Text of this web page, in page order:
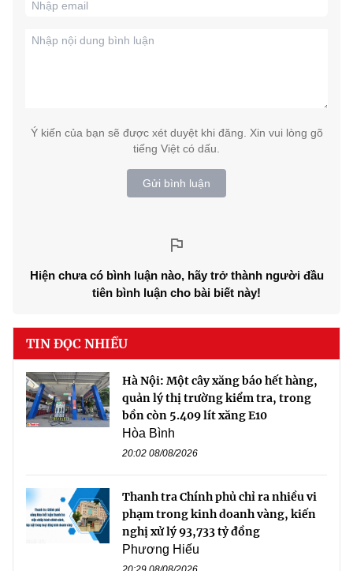
Ý kiến của bạn sẽ được xét duyệt khi đăng. Xin vui lòng gõ
tiếng Việt có dấu.
Gửi bình luận
Hiện chưa có bình luận nào, hãy trở thành người đầu
tiên bình luận cho bài biết này!
TIN ĐỌC NHIỀU
Hà Nội: Một cây xăng báo hết hàng,
quản lý thị trường kiểm tra, trong
bồn còn 5.409 lít xăng E10
Hòa Bình
20:02 08/08/2026
Thanh tra Chính phủ chỉ ra nhiều vi
phạm trong kinh doanh vàng, kiến
nghị xử lý 93,733 tỷ đồng
Phương Hiếu